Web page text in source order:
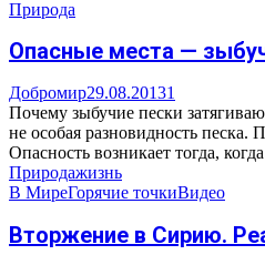
Природа
Опасные места —
Добромир29.08.20131
Почему зыбучие пески
не особая разновидность
Опасность возникает тогда,
Природажизнь
В МиреГорячие точкиВидео
Вторжение в Сирию.